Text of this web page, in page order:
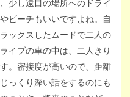
少し遠目の場所へのドライ
ビーチもいいですよね。自
ックスしたムードで二人の
イブの車の中は、二人きり
。密接度が高いので、距離
っくり深い話をするのにも